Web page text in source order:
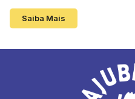
Saiba Mais